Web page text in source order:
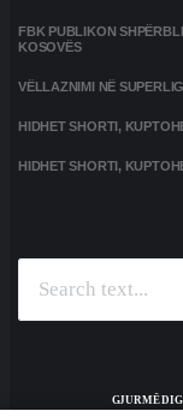
FBK PUBLIKON
KOSOVËS
VËLLAZNIMI NË
HIDHET SHORTI,
HIDHET SHORTI,
GJURMË